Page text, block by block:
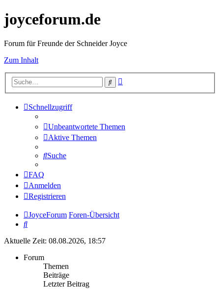
joyceforum.de
Forum für Freunde der Schneider Joyce
Zum Inhalt
Suche
Schnellzugriff
Unbeantwortete Themen
Aktive Themen
Suche
FAQ
Anmelden
Registrieren
JoyceForum Foren-Übersicht
Suche
Aktuelle Zeit: 08.08.2026, 18:57
Forum
Themen
Beiträge
Letzter Beitrag